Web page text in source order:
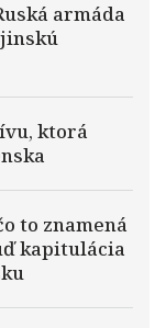
armáda
ktorá
to znamená
kapitulácia